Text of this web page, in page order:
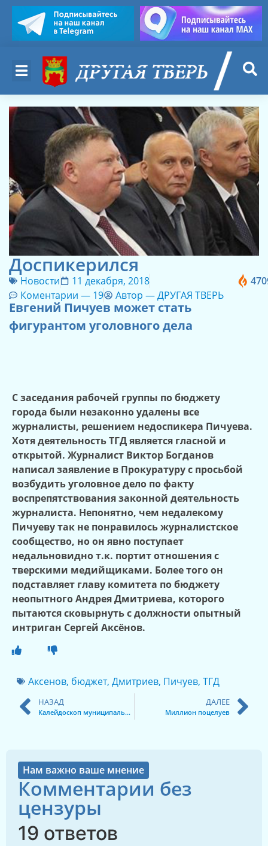
Доспикерился
Новости
11 декабря, 2018
Коментарии — 19 Автор —ДРУГАЯ ТВЕРЬ
Евгений Пичуев может стать
фигурантом уголовного дела
С заседания рабочей группы по бюджету
города были незаконно удалены все
журналисты, решением недоспикера Пичуева.
Хотя деятельность ТГД является гласной и
открытой. Журналист Виктор Богданов
написал заявление в Прокуратуру с просьбой
возбудить уголовное дело по факту
воспрепятствования законной деятельность
журналиста. Непонятно, чем недалекому
Пичуеву так не понравилось журналистское
сообщество, но он явно поступает
недальновидно т.к. портит отношения с
тверскими медийщиками. Более того он
подставляет главу комитета по бюджету
неопытного Андрея Дмитриева, которого
пытаются сковырнуть с должности опытный
интриган Сергей Аксёнов.
Аксенов, бюджет, Дмитриев, Пичуев, ТГД
НАЗАД
Калейдоскоп муниципальных новостей
ДАЛЕЕ
Миллион поцелуев
Нам важно ваше мнение
Комментарии без
цензуры
19 ответов